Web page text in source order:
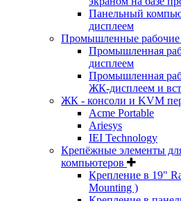
Панельный
дисплеем
Промышленные рабочие
Промышленная
дисплеем
Промышленная
ЖК-дисплеем и
ЖК - консоли и KVM
Acme Portable
Ariesys
IEI Technology
Крепёжные элементы
компьютеров
Крепление в 19"
Mounting )